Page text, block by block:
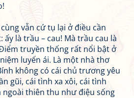
vẫn cứ tụ lại ở điều cần
ấy là trầu – cau! Mà trầu cau là
truyền thống rất nổi bật ở
luyến ái. Là một nhà thơ
không có cái chủ trương yêu
gũi, cái tình xa xôi, cái tình
ngoài thiên thu như điệu sống